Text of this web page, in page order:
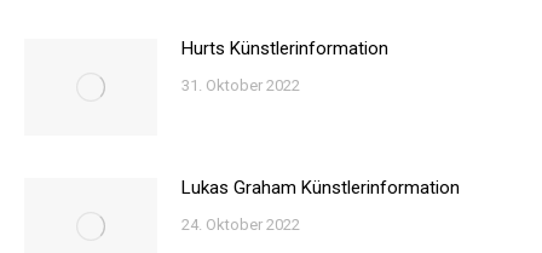
Hurts Künstlerinformation
31. Oktober 2022
Lukas Graham Künstlerinformation
24. Oktober 2022